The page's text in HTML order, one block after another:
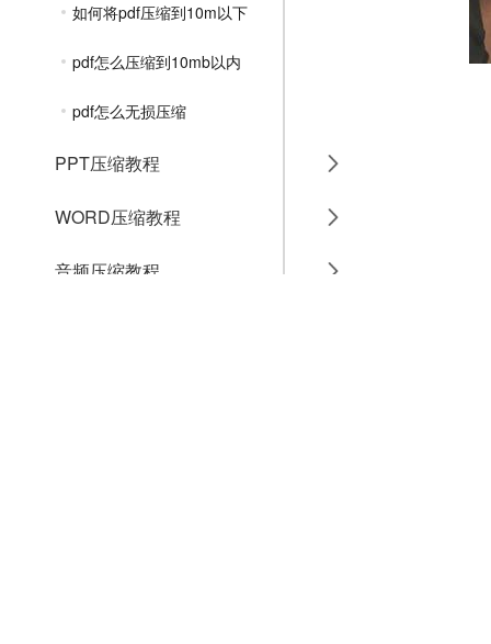
如何将pdf压缩到10m以下
pdf怎么压缩到10mb以内
pdf怎么无损压缩
PPT压缩教程
WORD压缩教程
音频压缩教程